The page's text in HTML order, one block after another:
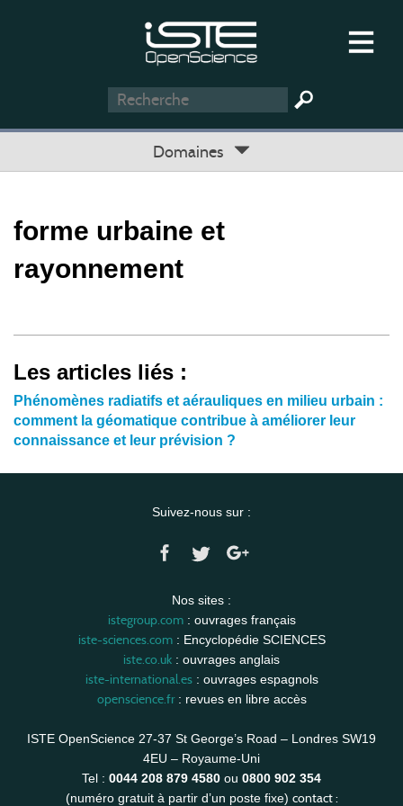
Domaines
forme urbaine et
rayonnement
Les articles liés :
Phénomènes radiatifs et aérauliques en milieu urbain :
comment la géomatique contribue à améliorer leur
connaissance et leur prévision ?
Suivez-nous sur :
Nos sites :
istegroup.com: ouvrages français
iste-sciences.com: Encyclopédie SCIENCES
iste.co.uk : ouvrages anglais
iste-international.es: ouvrages espagnols
openscience.fr: revues en libre accès
ISTE OpenScience 27-37 St George’s Road – Londres SW19
4EU – Royaume-Uni
Tel : 0044 208 879 4580 ou 0800 902 354
(numéro gratuit à partir d’un poste fixe) contact :